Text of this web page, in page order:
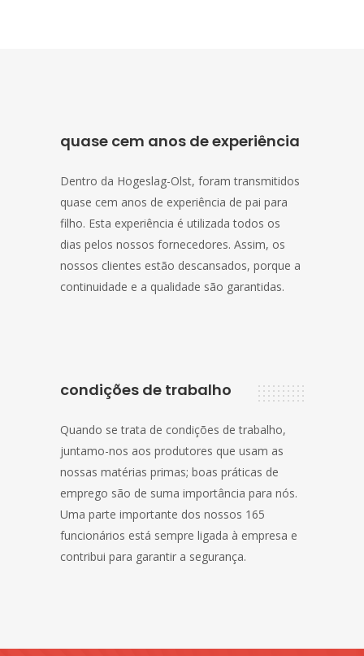
quase cem anos de experiência
Dentro da Hogeslag-Olst, foram transmitidos
quase cem anos de experiência de pai para
filho. Esta experiência é utilizada todos os
dias pelos nossos fornecedores. Assim, os
nossos clientes estão descansados, porque a
continuidade e a qualidade são garantidas.
condições de trabalho
Quando se trata de condições de trabalho,
juntamo-nos aos produtores que usam as
nossas matérias primas; boas práticas de
emprego são de suma importância para nós.
Uma parte importante dos nossos 165
funcionários está sempre ligada à empresa e
contribui para garantir a segurança.